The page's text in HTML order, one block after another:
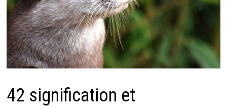
42 signification et